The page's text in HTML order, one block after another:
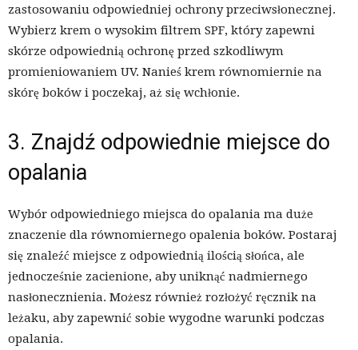
zastosowaniu odpowiedniej ochrony przeciwsłonecznej.
Wybierz krem o wysokim filtrem SPF, który zapewni
skórze odpowiednią ochronę przed szkodliwym
promieniowaniem UV. Nanieś krem równomiernie na
skórę boków i poczekaj, aż się wchłonie.
3. Znajdź odpowiednie miejsce do
opalania
Wybór odpowiedniego miejsca do opalania ma duże
znaczenie dla równomiernego opalenia boków. Postaraj
się znaleźć miejsce z odpowiednią ilością słońca, ale
jednocześnie zacienione, aby uniknąć nadmiernego
nasłonecznienia. Możesz również rozłożyć ręcznik na
leżaku, aby zapewnić sobie wygodne warunki podczas
opalania.